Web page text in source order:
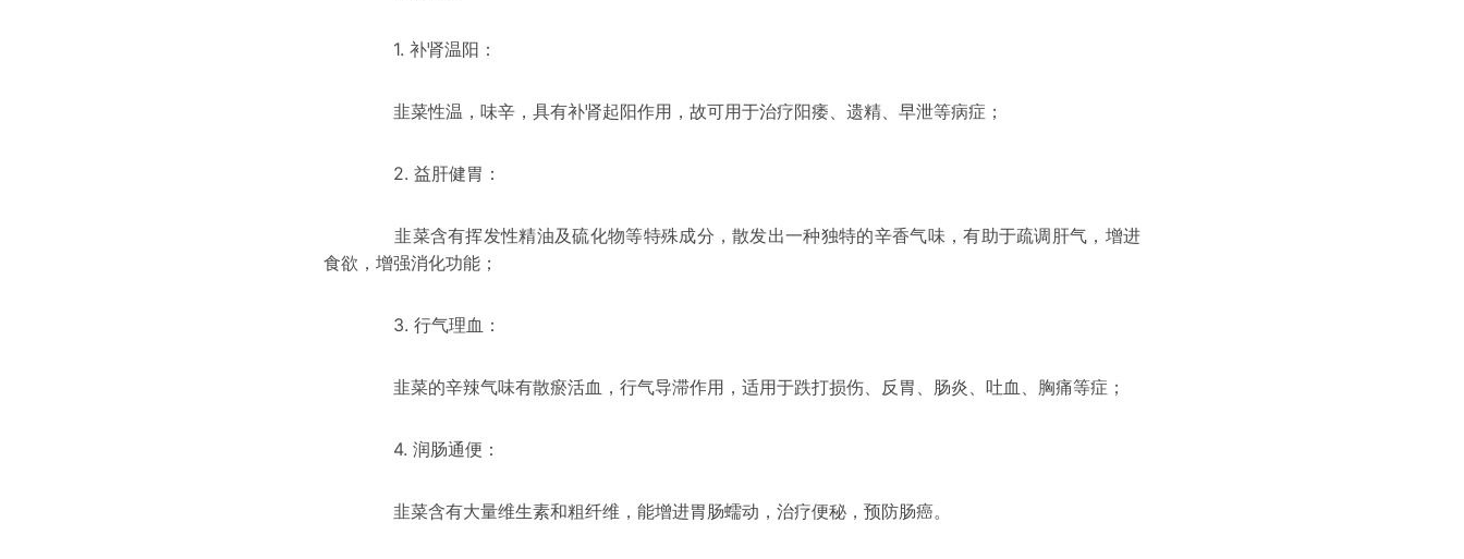
1. 补肾温阳：
韭菜性温，味辛，具有补肾起阳作用，故可用于治疗阳痿、遗精、早泄等病症；
2. 益肝健胃：
韭菜含有挥发性精油及硫化物等特殊成分，散发出一种独特的辛香气味，有助于疏调肝气，增进
食欲，增强消化功能；
3. 行气理血：
韭菜的辛辣气味有散瘀活血，行气导滞作用，适用于跌打损伤、反胃、肠炎、吐血、胸痛等症；
4. 润肠通便：
韭菜含有大量维生素和粗纤维，能增进胃肠蠕动，治疗便秘，预防肠癌。